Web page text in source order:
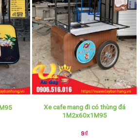
Xe cafe mang đi có thùng đá
1M2x60x1M95
9₫